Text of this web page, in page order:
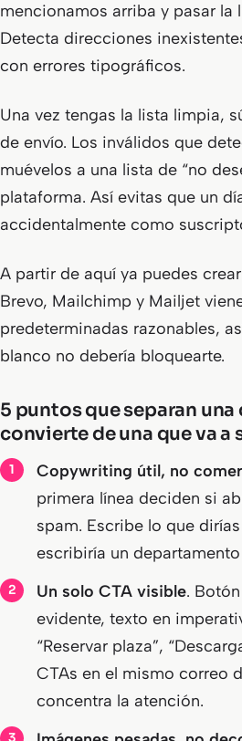
mencionamos arriba y pasar la
Detecta direcciones
con errores tipográficos.
Una vez tengas la lista limpia,
de envío. Los inválidos que
muévelos a una lista de “no
plataforma. Así evitas que un
accidentalmente como
A partir de aquí ya puedes
Brevo, Mailchimp y Mailjet
predeterminadas razonables,
blanco no debería bloquearte.
5 puntos que separan una
convierte de una que va a
Copywriting útil, no
primera línea deciden si
spam. Escribe lo que
escribiría un
Un solo CTA visible.
evidente, texto en
“Reservar plaza”,
CTAs en el mismo correo
concentra la atención.